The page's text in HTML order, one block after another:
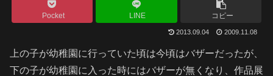
Pocket LINE コピー
2013.09.04 2009.11.08
上の子が幼稚園に行っていた頃は今頃はバザーだったが、
下の子が幼稚園に入った時にはバザーが無くなり、作品展